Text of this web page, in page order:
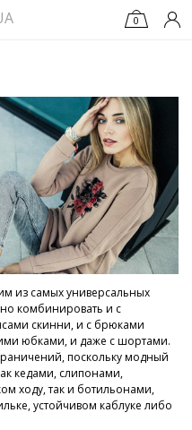
0
из самых универсальных
комбинировать и с
скинни, и с брюками
юбками, и даже с шортами.
поскольку модный
кедами, слипонами,
ходу, так и ботильонами,
устойчивом каблуке либо